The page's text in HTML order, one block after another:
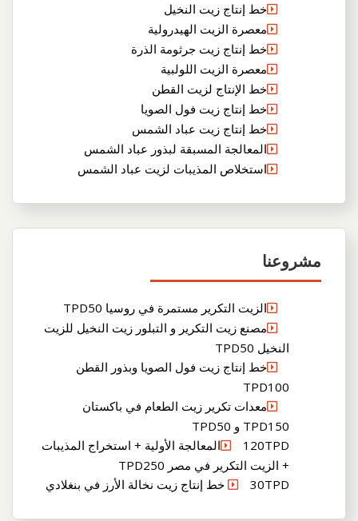
خط إنتاج زيت النخيل
معصرة الزيت الهيدرولية
خط إنتاج زيت جرثومة الذرة
معصرة الزيت اللولبية
خط الإنتاج لزيت القطن
خط إنتاج زيت فول الصويا
خط إنتاج زيت عباد الشمس
المعالجة المسبقة لبذور عباد الشمس
استخلاص المذيبات لزيت عباد الشمس
مشروعنا
الزيت التكرير مستمرة في روسيا TPD50
مصنع زيت التكرير و التبلور زيت النخيل للزيت
النخيل TPD50
خط إنتاج زيت فول الصويا وبذور القطن
TPD100
معدات تكرير زيت الطعام في باكستان
TPD150 و TPD50
120TPDالمعالجة الأولية + استخراج المذيبات
+ الزيت التكرير في مصر TPD250
30TPD خط إنتاج زيت نخالة الأرز في بنغلادي